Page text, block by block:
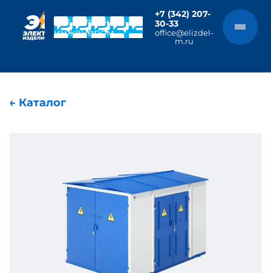
Чат с главным
инженером
+7 (342) 207-
30-33
office@elizdel-
m.ru
← Каталог